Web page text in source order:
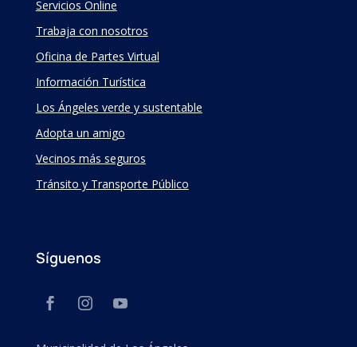
Servicios Online
Trabaja con nosotros
Oficina de Partes Virtual
Información Turística
Los Ángeles verde y sustentable
Adopta un amigo
Vecinos más seguros
Tránsito y Transporte Público
Síguenos